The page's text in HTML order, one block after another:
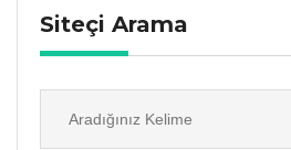
Siteçi Arama